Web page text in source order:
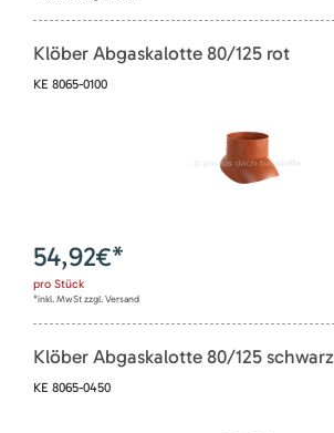
Klöber Abgaskalotte 80/125 rot
KE 8065-0100
54,92€*
pro Stück
*inkl. MwSt zzgl. Versand
Klöber Abgaskalotte 80/125 schwarz
KE 8065-0450